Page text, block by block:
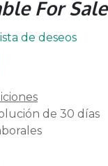
For Sale
de deseos
de 30 días